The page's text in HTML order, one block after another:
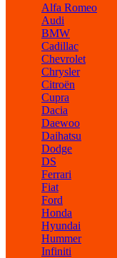
Alfa Romeo
Audi
BMW
Cadillac
Chevrolet
Chrysler
Citroën
Cupra
Dacia
Daewoo
Daihatsu
Dodge
DS
Ferrari
Fiat
Ford
Honda
Hyundai
Hummer
Infiniti